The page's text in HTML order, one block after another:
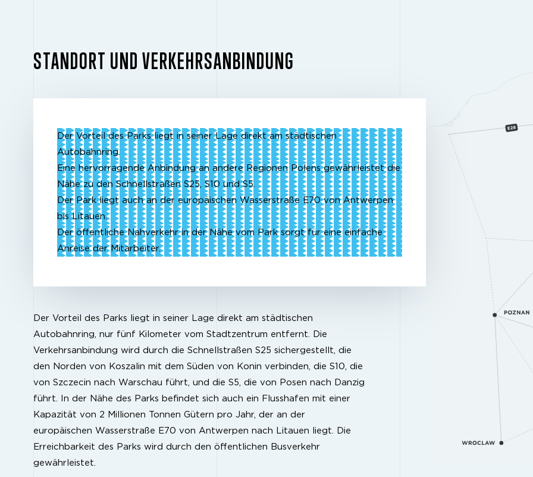
STANDORT UND VERKEHRSANBINDUNG
Der Vorteil
des Parks liegt in seiner Lage direkt am städtischen
Autobahnring.
Eine hervorragende Anbindung an andere Regionen Polens gewährleistet die
Nähe zu den Schnellstraßen S25, S10 und S5.
Der Park liegt auch an der europäischen Wasserstraße E70 von Antwerpen
bis Litauen.
Der öffentliche Nahverkehr in der Nähe vom Park sorgt für eine einfache
Anreise der Mitarbeiter.
Der Vorteil
des Parks liegt in seiner Lage direkt am städtischen
Autobahnring, nur fünf Kilometer vom Stadtzentrum entfernt. Die
Verkehrsanbindung wird durch die Schnellstraßen S25 sichergestellt, die
den Norden von Koszalin mit dem Süden von Konin verbinden, die S10, die
von Szczecin nach Warschau führt, und die S5, die von Posen nach Danzig
führt. In der Nähe des Parks befindet sich auch ein Flusshafen mit einer
Kapazität von 2 Millionen Tonnen Gütern pro Jahr, der an der
europäischen Wasserstraße E70 von Antwerpen nach Litauen liegt. Die
Erreichbarkeit des Parks wird durch den öffentlichen Busverkehr
gewährleistet.